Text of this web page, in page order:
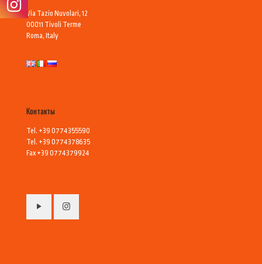
Via Tazio Nuvolari, 12
00011 Tivoli Terme
Roma, Italy
Контакты
Tel. +39 0774355590
Tel. +39 0774378635
Fax +39 0774379924